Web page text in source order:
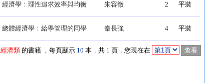
經濟學：理性追求效率與均衡 朱容徵 2 平裝
總體經濟學：給學管理的同學 秦長強 4 平裝
經濟類 的書籍 ，每頁顯示 10 本，共 1 頁，您現在在